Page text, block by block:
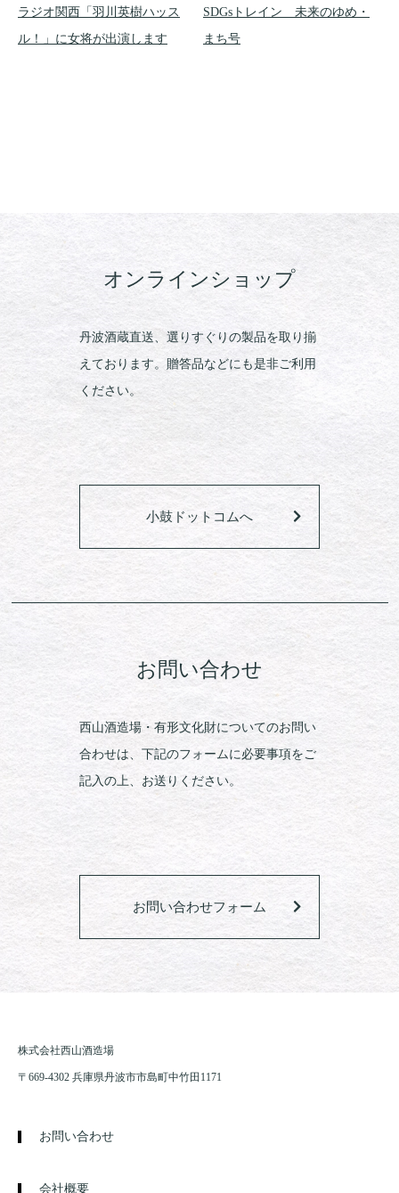
ラジオ関西「羽川英樹ハッス
ル！」に女将が出演します
SDGsトレイン 未来のゆめ・
まち号
オンラインショップ
丹波酒蔵直送、選りすぐりの製品を取り揃
えております。贈答品などにも是非ご利用
ください。
小鼓ドットコムへ
お問い合わせ
西山酒造場・有形文化財についてのお問い
合わせは、下記のフォームに必要事項をご
記入の上、お送りください。
お問い合わせフォーム
株式会社西山酒造場
〒669-4302 兵庫県丹波市市島町中竹田1171
お問い合わせ
会社概要